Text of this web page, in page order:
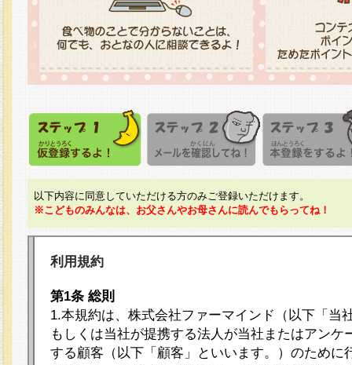
以下内容に同意していただける方のみご登録いただけます。
※こどものみんなは、お父さんやお母さんに読んでもらってね！
利用規約
第1条 総則
1.本規約は、株式会社ファーマインド（以下「当
もしくは当社が提携する法人が当社またはアンケ
する顧客（以下「顧客」といいます。）のために